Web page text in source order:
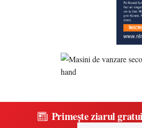
Primește ziarul